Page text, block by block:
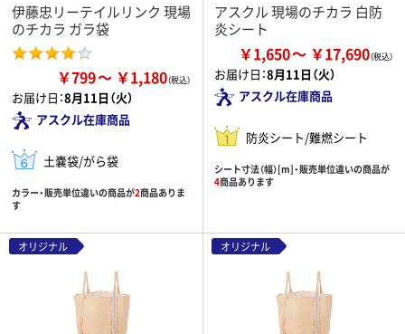
伊藤忠リーテイルリンク 現場
のチカラ ガラ袋
￥799 ￥1,180
お届け日：8月11日（火）
アスクル在庫商品
土嚢袋/がら袋
カラー・販売単位違いの商品が2商品ありま
す
アスクル 現場のチカラ 白防
炎シート
￥1,650 ￥17,690
お届け日：8月11日（火）
アスクル在庫商品
防炎シート/難燃シート
シート寸法（幅）[m]・販売単位違いの商品が
4商品あります
オリジナル オリジナル